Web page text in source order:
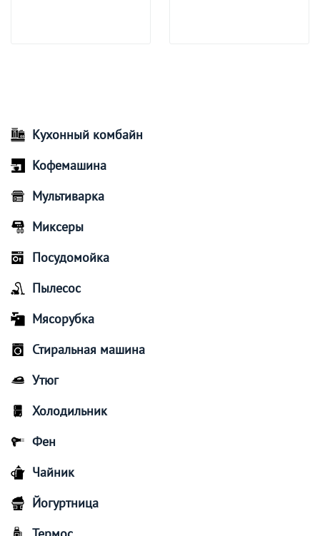
Кухонный комбайн
Кофемашина
Мультиварка
Миксеры
Посудомойка
Пылесос
Мясорубка
Стиральная машина
Утюг
Холодильник
Фен
Чайник
Йогуртница